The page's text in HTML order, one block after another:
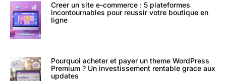
Creer un site e-commerce : 5 plateformes
incontournables pour reussir votre boutique en
ligne
Pourquoi acheter et payer un theme WordPress
Premium ? Un investissement rentable grace aux
updates